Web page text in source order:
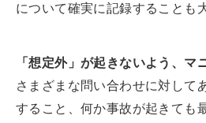
について確実に記録することも
「想定外」が起きないよう、マ
さまざまな問い合わせに対して
すること、何か事故が起きても